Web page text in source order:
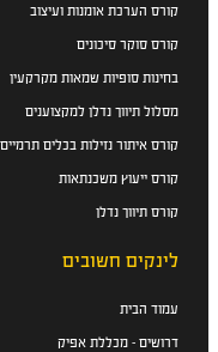
קורס הערכת אומנות ועיצוב
קורס סוקר סיכונים
בחינות סופיות שמאות מקרקעין
מסלול תיווך נדלן למקצוענים
קורס איתור נזילות בכלים תרמיים
קורס ייעוץ משכנתאות
קורס תיווך נדלן
לינקים חשובים
עמוד הבית
דרושים - מכללת אפיק